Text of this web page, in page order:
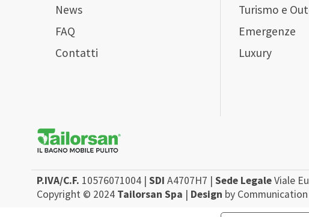
News
FAQ
Contatti
Turismo e
Emergenze
Luxury
P.IVA/C.F. 10576071004 | SDI A4707H7 | Sede LegaleViale
Copyright © 2024 Tailorsan Spa | Design by